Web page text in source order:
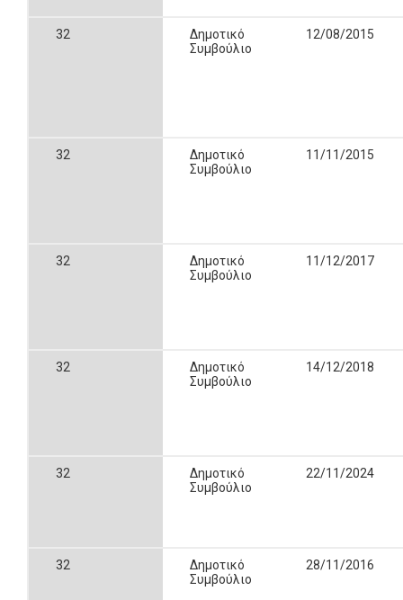
32
Δημοτικό
Συμβούλιο
12/08/2015
32
Δημοτικό
Συμβούλιο
11/11/2015
32
Δημοτικό
Συμβούλιο
11/12/2017
32
Δημοτικό
Συμβούλιο
14/12/2018
32
Δημοτικό
Συμβούλιο
22/11/2024
32
Δημοτικό
Συμβούλιο
28/11/2016